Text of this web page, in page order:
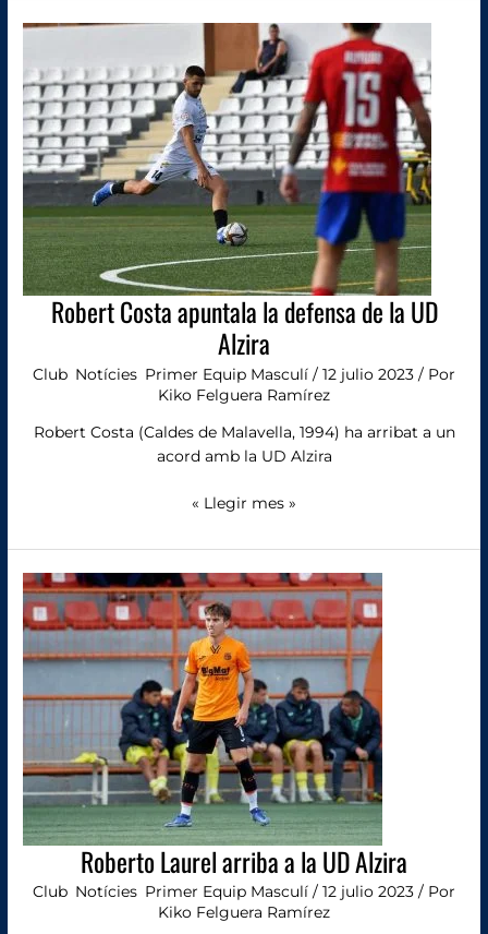
Robert Costa apuntala la defensa de la UD
Alzira
Club Notícies Primer Equip Masculí / 12 julio 2023 / Por
Kiko Felguera Ramírez
Robert Costa (Caldes de Malavella, 1994) ha arribat a un
acord amb la UD Alzira
apuntala
la
defensa
de
la
UD
Alzira
« Llegir mes »
Roberto Laurel arriba a la UD Alzira
Club Notícies Primer Equip Masculí / 12 julio 2023 / Por
Kiko Felguera Ramírez
Laurel
arriba
a
la
UD
Alzira